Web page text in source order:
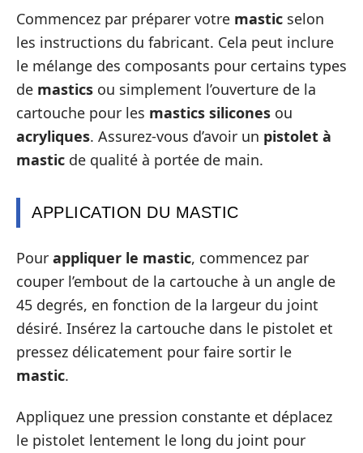
Commencez par préparer votre mastic selon
les instructions du fabricant. Cela peut inclure
le mélange des composants pour certains types
de mastics ou simplement l’ouverture de la
cartouche pour les mastics silicones ou
acryliques. Assurez-vous d’avoir un pistolet à
mastic de qualité à portée de main.
APPLICATION DU MASTIC
Pour appliquer le mastic, commencez par
couper l’embout de la cartouche à un angle de
45 degrés, en fonction de la largeur du joint
désiré. Insérez la cartouche dans le pistolet et
pressez délicatement pour faire sortir le
mastic.
Appliquez une pression constante et déplacez
le pistolet lentement le long du joint pour